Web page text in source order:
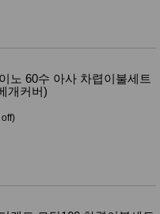
노 60수 아사 차렵이불세트
개커버)